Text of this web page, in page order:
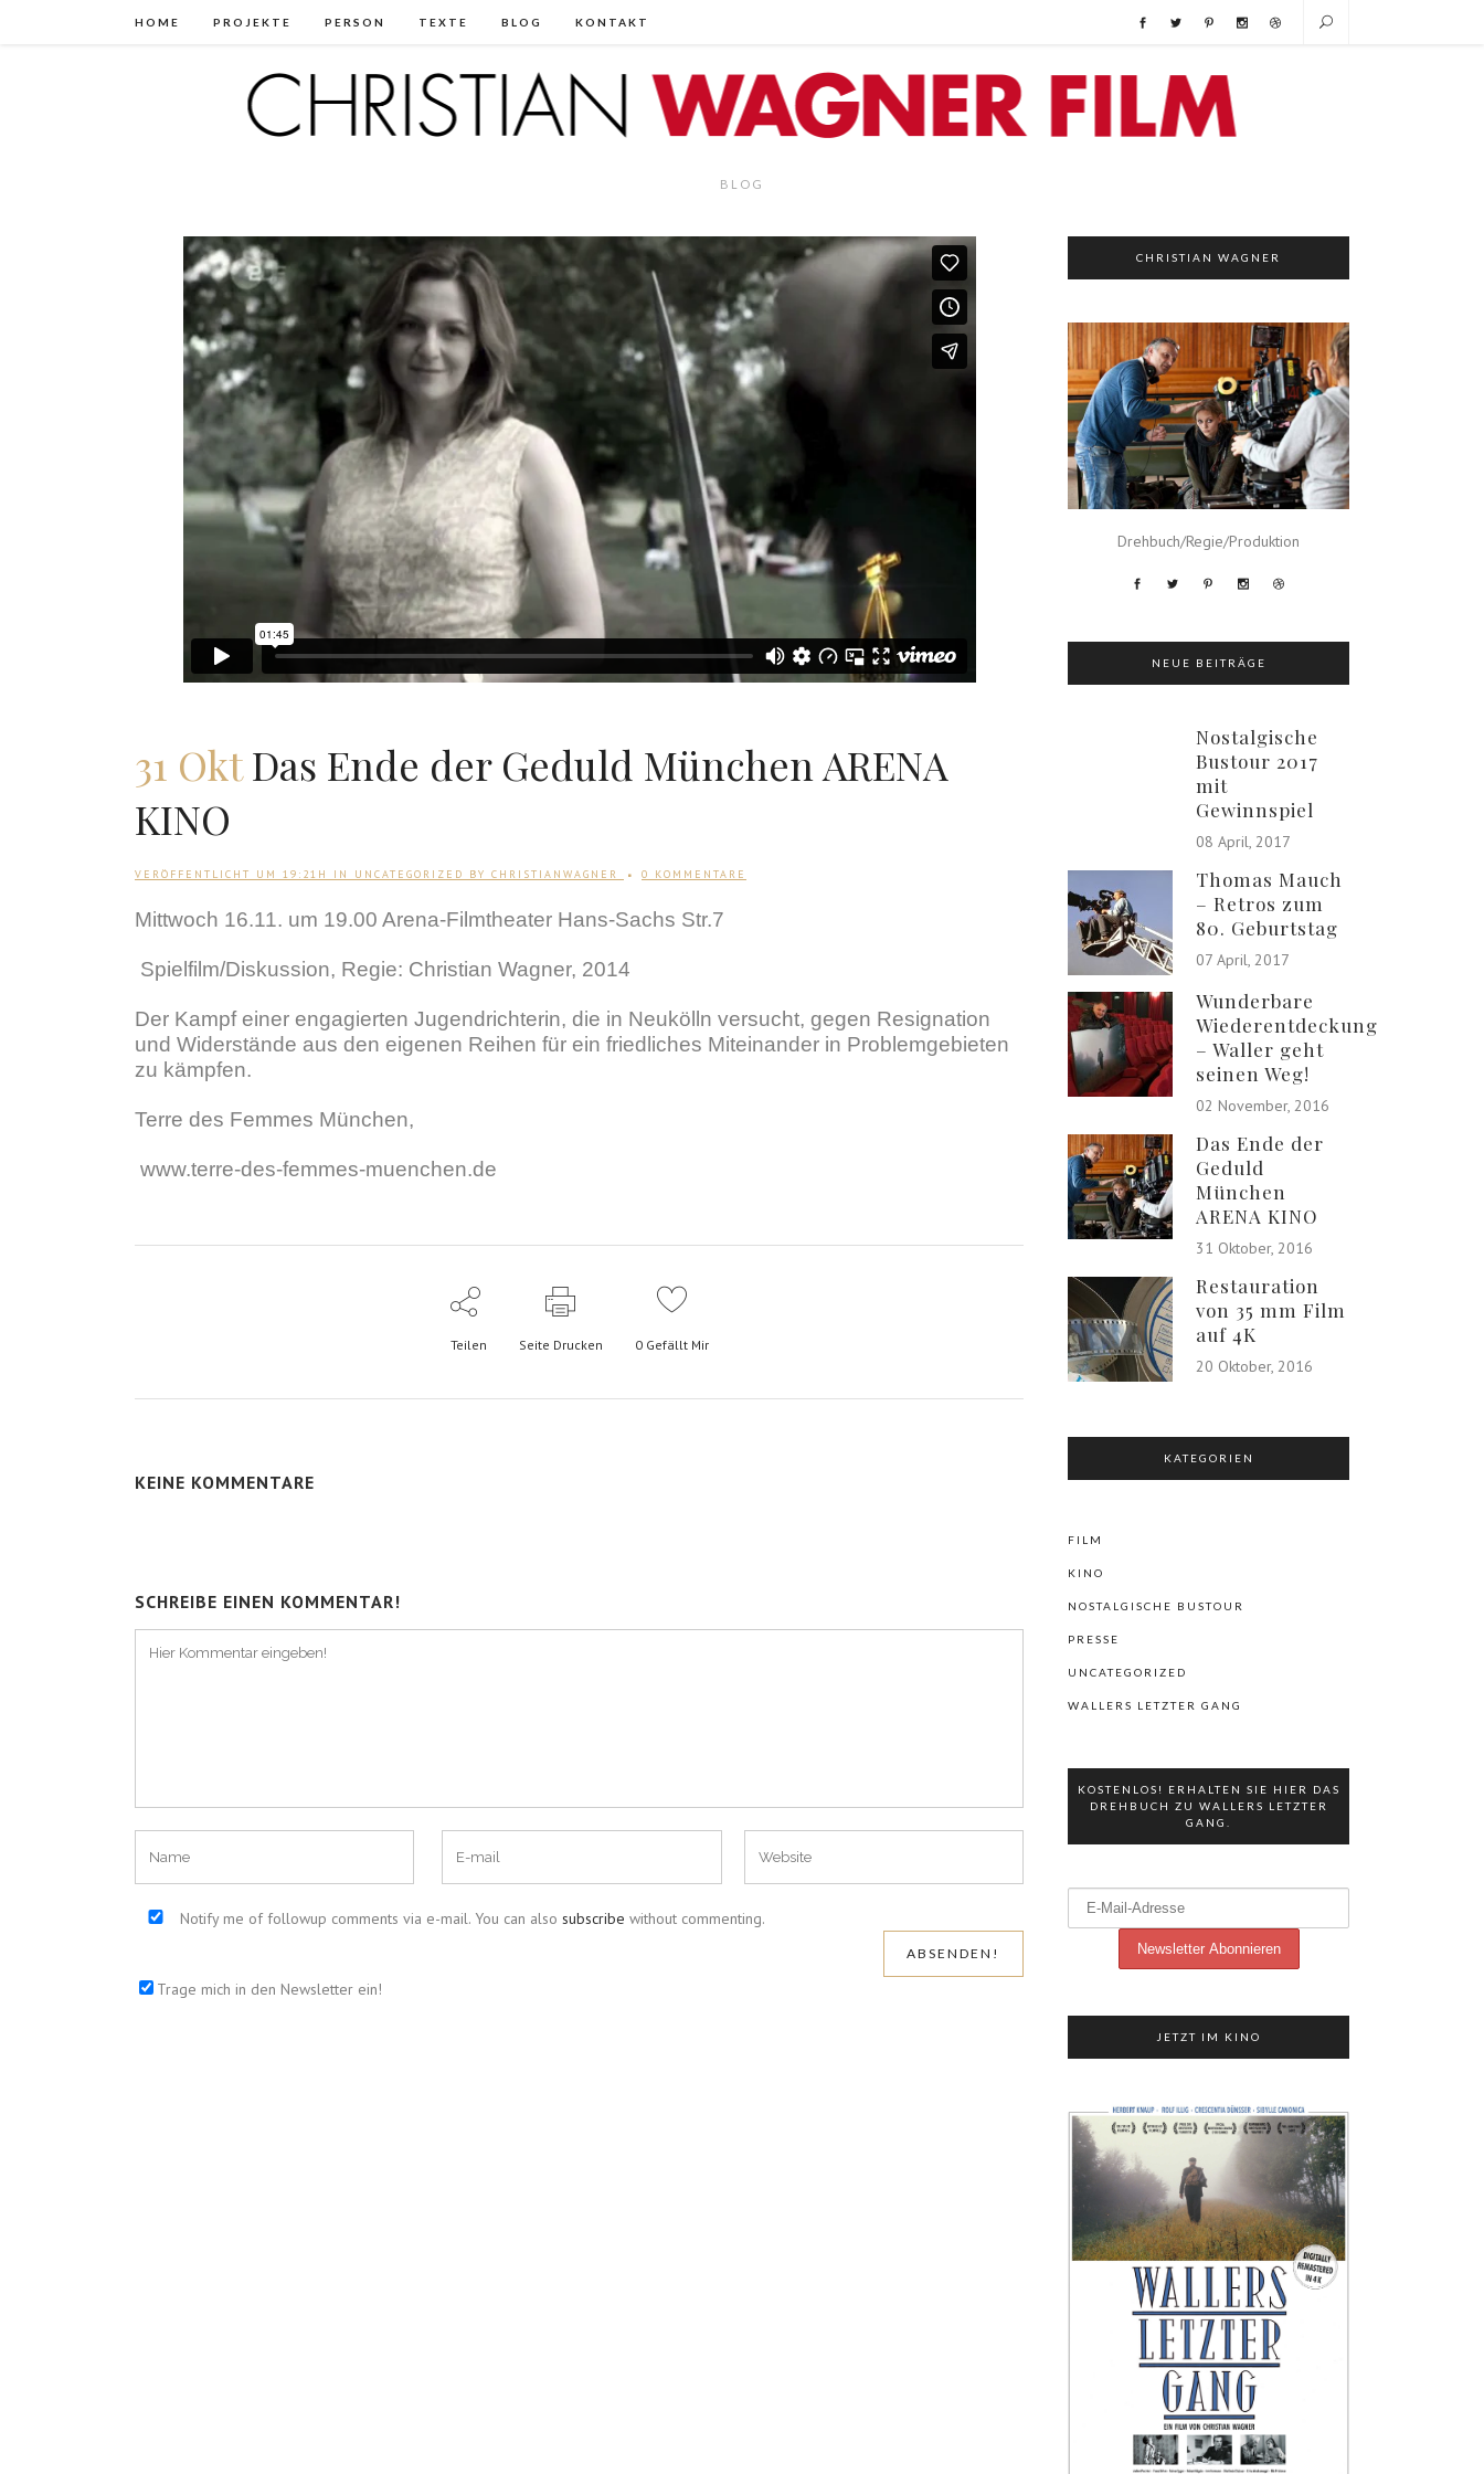
HOME PROJEKTE PERSON TEXTE BLOG KONTAKT
BLOG
31 OktDas Ende der Geduld München ARENA
KINO
VERÖFFENTLICHT UM 19:21H IN UNCATEGORIZED BY CHRISTIANWAGNER 0 KOMMENTARE
Mittwoch 16.11. um 19.00 Arena-Filmtheater Hans-Sachs Str.7
Spielfilm/Diskussion, Regie: Christian Wagner, 2014
Der Kampf einer engagierten Jugendrichterin, die in Neukölln versucht, gegen Resignation
und Widerstände aus den eigenen Reihen für ein friedliches Miteinander in Problemgebieten
zu kämpfen.
Terre des Femmes München,
www.terre-des-femmes-muenchen.de
Teilen Seite Drucken 0Gefällt Mir
KEINE KOMMENTARE
SCHREIBE EINEN KOMMENTAR!
Notify me of followup comments via e-mail. You can also subscribe without commenting.
Trage mich in den Newsletter ein!
CHRISTIAN WAGNER
Drehbuch/Regie/Produktion
NEUE BEITRÄGE
Nostalgische
Bustour 2017
mit
Gewinnspiel
08 April, 2017
Thomas Mauch
– Retros zum
80. Geburtstag
07 April, 2017
Wunderbare
Wiederentdeckung
– Waller geht
seinen Weg!
02 November, 2016
Das Ende der
Geduld
München
ARENA KINO
31 Oktober, 2016
Restauration
von 35 mm Film
auf 4K
20 Oktober, 2016
KATEGORIEN
FILM
KINO
NOSTALGISCHE BUSTOUR
PRESSE
UNCATEGORIZED
WALLERS LETZTER GANG
KOSTENLOS! ERHALTEN SIE HIER DAS
DREHBUCH ZU WALLERS LETZTER
GANG.
JETZT IM KINO